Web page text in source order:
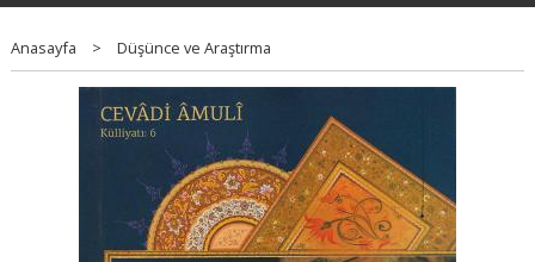
Anasayfa > Düşünce ve Araştırma